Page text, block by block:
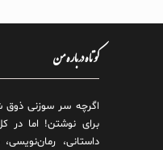
کوتاه درباره من
اگرچه سر سوزنی ذوق
برای نوشتن! اما در
داستانی،